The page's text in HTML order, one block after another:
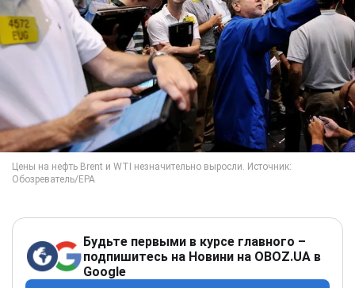
Будьте первыми в курсе главного –
подпишитесь на Новини на OBOZ.UA в
Google